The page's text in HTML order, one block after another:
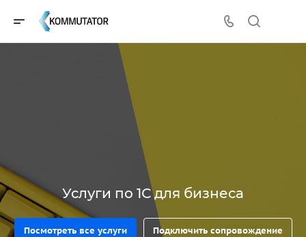
Услуги по 1С для бизнеса
Посмотреть все услуги Подключить сопровождение